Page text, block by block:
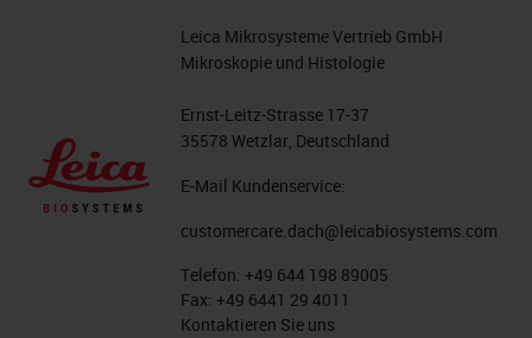
Leica Mikrosysteme Vertrieb GmbH
Mikroskopie und Histologie
Ernst-Leitz-Strasse 17-37
35578 Wetzlar, Deutschland
E-Mail Kundenservice:
customercare.dach@leicabiosystems.com
Telefon: +49 644 198 89005
Fax: +49 6441 29 4011
Kontaktieren Sie uns